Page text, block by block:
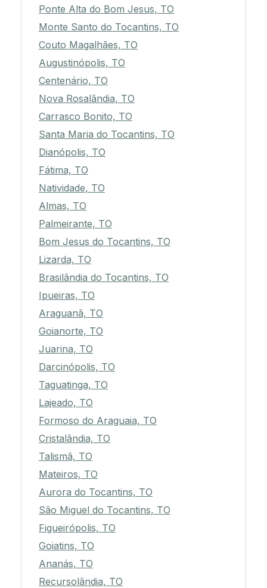
Ponte Alta do Bom Jesus, TO
Monte Santo do Tocantins, TO
Couto Magalhães, TO
Augustinópolis, TO
Centenário, TO
Nova Rosalândia, TO
Carrasco Bonito, TO
Santa Maria do Tocantins, TO
Dianópolis, TO
Fátima, TO
Natividade, TO
Almas, TO
Palmeirante, TO
Bom Jesus do Tocantins, TO
Lizarda, TO
Brasilândia do Tocantins, TO
Ipueiras, TO
Araguanã, TO
Goianorte, TO
Juarina, TO
Darcinópolis, TO
Taguatinga, TO
Lajeado, TO
Formoso do Araguaia, TO
Cristalândia, TO
Talismã, TO
Mateiros, TO
Aurora do Tocantins, TO
São Miguel do Tocantins, TO
Figueirópolis, TO
Goiatins, TO
Ananás, TO
Recursolândia, TO